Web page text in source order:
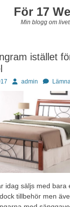
För 17
Min blogg om
istället
Författare
admin
idag säljs med bara
tillbehör men